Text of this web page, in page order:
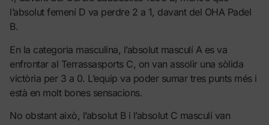
l’absolut femení D va perdre 2 a 1, davant del OHA Padel
B.
En la categoria masculina, l’absolut masculí A es va
enfrontar al Terrassasports C, on van assolir una sòlida
victòria per 3 a 0. L’equip va poder sumar tres punts més i
està en molt bones sensacions.
No obstant això, l’absolut B i l’absolut C masculí van